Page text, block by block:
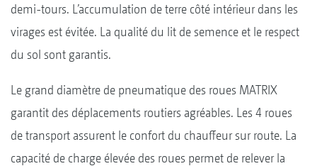
demi-tours. L’accumulation de terre côté intérieur dans les
virages est évitée. La qualité du lit de semence et le respect
du sol sont garantis.
Le grand diamètre de pneumatique des roues MATRIX
garantit des déplacements routiers agréables. Les 4 roues
de transport assurent le confort du chauffeur sur route. La
capacité de charge élevée des roues permet de relever la